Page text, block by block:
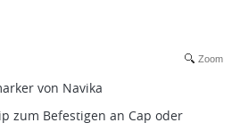
Zoom
von Navika
zum Befestigen an Cap oder